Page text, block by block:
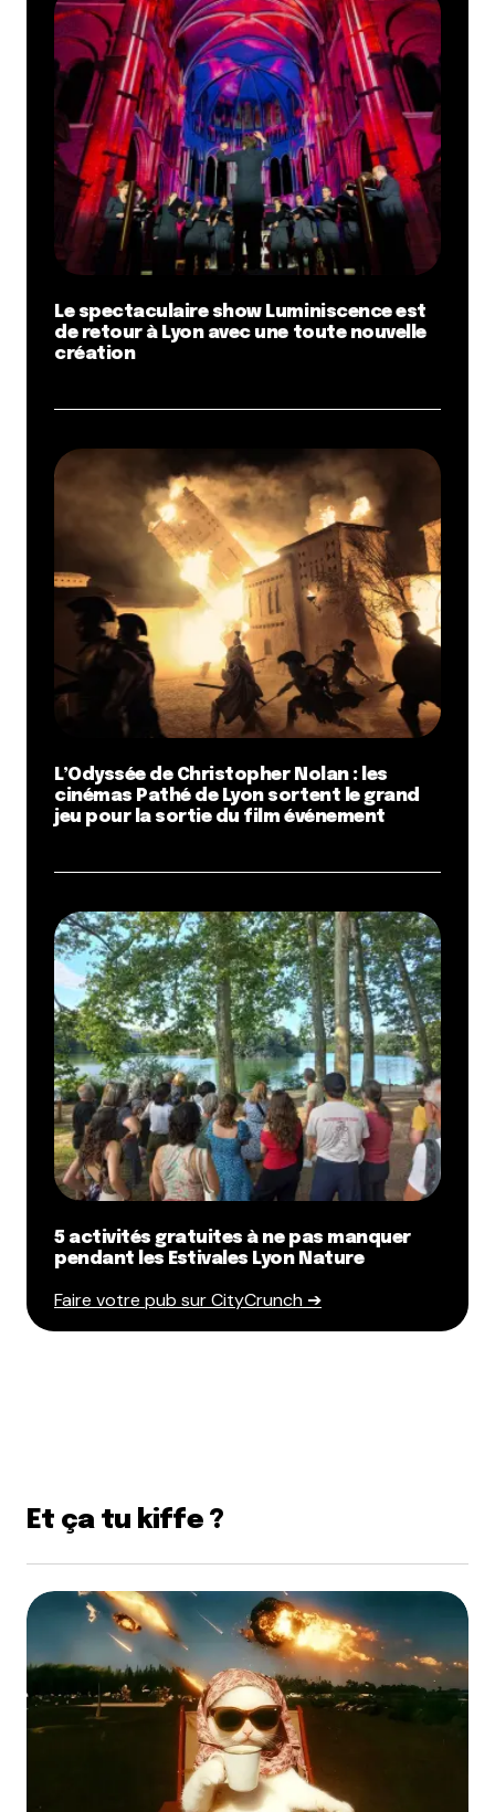
Le spectaculaire show Luminiscence est
de retour à Lyon avec une toute nouvelle
création
L’Odyssée de Christopher Nolan : les
cinémas Pathé de Lyon sortent le grand
jeu pour la sortie du film événement
5 activités gratuites à ne pas manquer
pendant les Estivales Lyon Nature
Faire votre pub sur CityCrunch ➔
Et ça tu kiffe ?